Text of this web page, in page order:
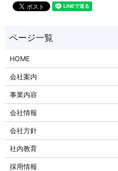
HOME
会社案内
事業内容
会社情報
会社方針
社内教育
採用情報